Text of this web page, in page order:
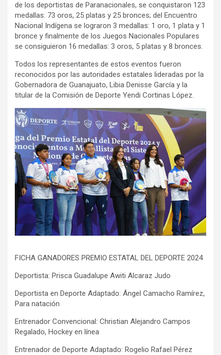
de los deportistas de Paranacionales, se conquistaron 123
medallas: 73 oros, 25 platas y 25 bronces; del Encuentro
Nacional Indígena se lograron 3 medallas: 1 oro, 1 plata y 1
bronce y finalmente de los Juegos Nacionales Populares
se consiguieron 16 medallas: 3 oros, 5 platas y 8 bronces.
Todos los representantes de estos eventos fueron
reconocidos por las autoridades estatales lideradas por la
Gobernadora de Guanajuato, Libia Denisse García y la
titular de la Comisión de Deporte Yendi Cortinas López.
FICHA GANADORES PREMIO ESTATAL DEL DEPORTE 2024
Deportista: Prisca Guadalupe Awiti Alcaraz Judo
Deportista en Deporte Adaptado: Ángel Camacho Ramírez,
Para natación
Entrenador Convencional: Christian Alejandro Campos
Regalado, Hockey en línea
Entrenador de Deporte Adaptado: Rogelio Rafael Pérez